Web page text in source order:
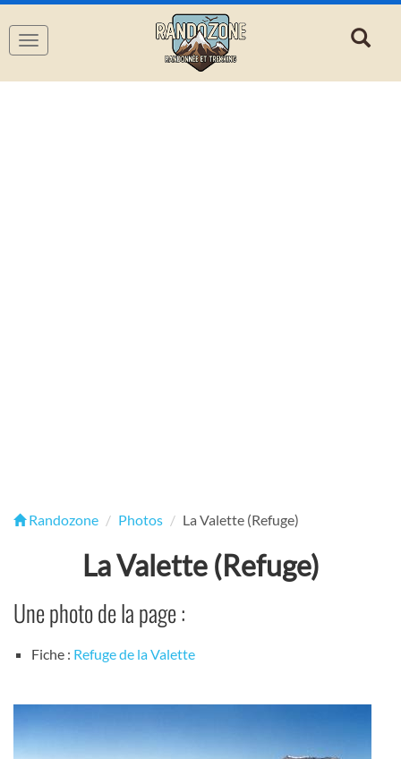
Navigation
Randozone Photos La Valette (Refuge)
La Valette (Refuge)
Une photo de la page :
Fiche : Refuge de la Valette